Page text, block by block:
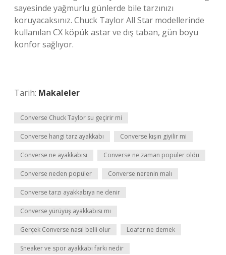
sayesinde yağmurlu günlerde bile tarzınızı
koruyacaksınız. Chuck Taylor All Star modellerinde
kullanılan CX köpük astar ve dış taban, gün boyu
konfor sağlıyor.
Tarih: Makaleler
Converse Chuck Taylor su geçirir mi
Converse hangi tarz ayakkabı Converse kışın giyilir mi
Converse ne ayakkabısı Converse ne zaman popüler oldu
Converse neden popüler Converse nerenin malı
Converse tarzı ayakkabıya ne denir
Converse yürüyüş ayakkabısı mı
Gerçek Converse nasıl belli olur Loafer ne demek
Sneaker ve spor ayakkabı farkı nedir